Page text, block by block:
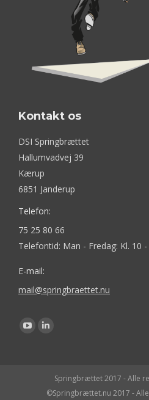
Kontakt os
DSI Springbrættet
Hallumvadvej 39
Kærup
6851 Janderup
Telefon:
75 25 80 66
Telefontid: Man - Fredag: Kl. 10
E-mail:
mail@springbraettet.nu
Find us on:
YouTubeLinkedin
new
Springbrættet 2017 - Alle
©Springbrættet.nu 2017 -